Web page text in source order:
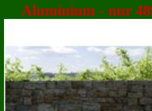
Aluminium - nur